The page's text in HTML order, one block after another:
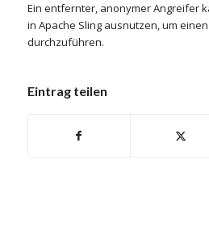
Ein entfernter, anonymer Angreifer
in Apache Sling ausnutzen, um
durchzuführen.
Eintrag teilen